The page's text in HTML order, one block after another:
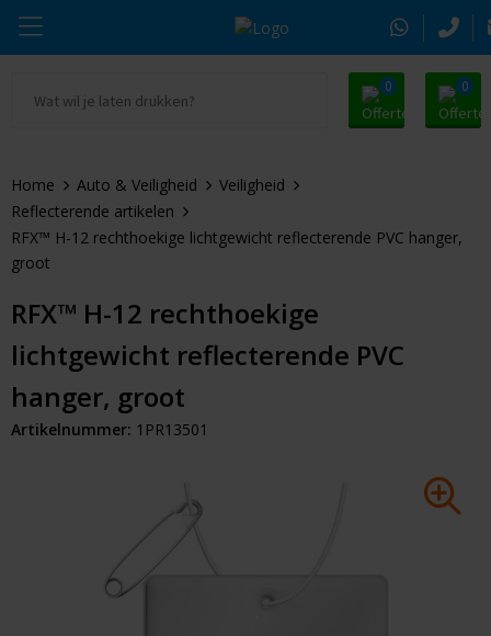
0 0
Drinkwaren
Kleding & Textiel
Tassen & Reizen
Elektronica & Gadgets
Beurs & Event
Huis & Lifestyle
Outdoor & Vrije Tijd
Alle promosnoepje
Zomer
Pasen
Kerst
Eindejaarsgeschenken
Alle geefmomenten
Thule
Moleskine
Alle merken
Home Auto & Veiligheid
Veiligheid
Reflecterende artikelen
RFX™ H-12 rechthoekige lichtgewicht reflecterende PVC hanger,
groot
RFX™ H-12 rechthoekige
lichtgewicht reflecterende PVC
hanger, groot
Artikelnummer: 1PR13501